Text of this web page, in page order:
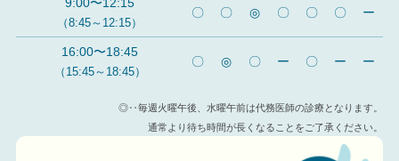
9:00〜12:15
（8:45～12:15）
〇 〇 ◎ 〇 〇 〇 ー
16:00〜18:45
（15:45～18:45）
〇 ◎ 〇 ー 〇 ー ー
◎‥毎週火曜午後、水曜午前は代務医師の診療となります。
通常より待ち時間が長くなることをご了承ください。